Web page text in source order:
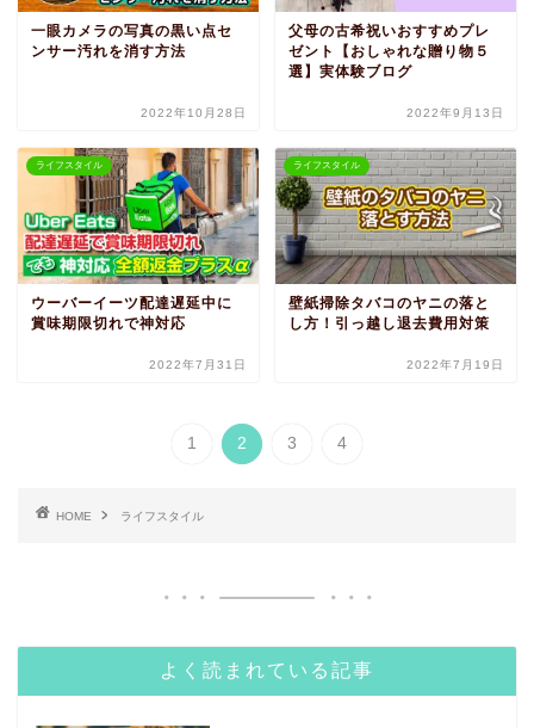
一眼カメラの写真の黒い点セ
ンサー汚れを消す方法
2022年10月28日
父母の古希祝いおすすめプレ
ゼント【おしゃれな贈り物５
選】実体験ブログ
2022年9月13日
ライフスタイル
ウーバーイーツ配達遅延中に
賞味期限切れで神対応
2022年7月31日
ライフスタイル
壁紙掃除タバコのヤニの落と
し方！引っ越し退去費用対策
2022年7月19日
1 2 3 4
HOME ライフスタイル
よく読まれている記事